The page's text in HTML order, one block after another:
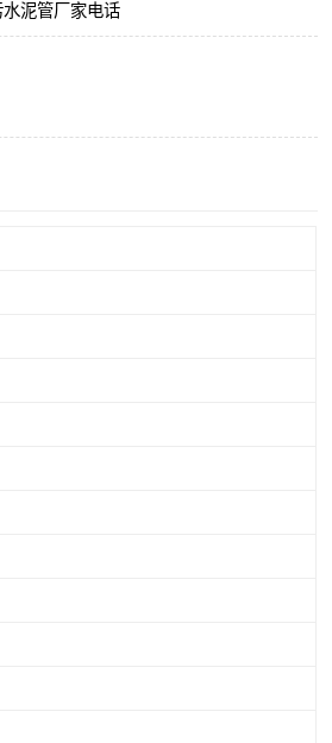
泥管厂家电话